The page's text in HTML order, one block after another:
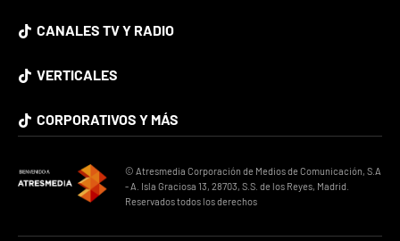
CANALES TV Y RADIO
VERTICALES
CORPORATIVOS Y MÁS
© Atresmedia Corporación de Medios de Comunicación, S.A
- A. Isla Graciosa 13, 28703, S.S. de los Reyes, Madrid.
Reservados todos los derechos